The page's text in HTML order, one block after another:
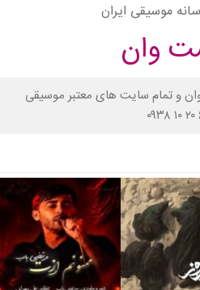
موسیقی ایران
وان
و تمام سایت های معتبر موسیقی
۱۰ ۲۰ ۶۹۲